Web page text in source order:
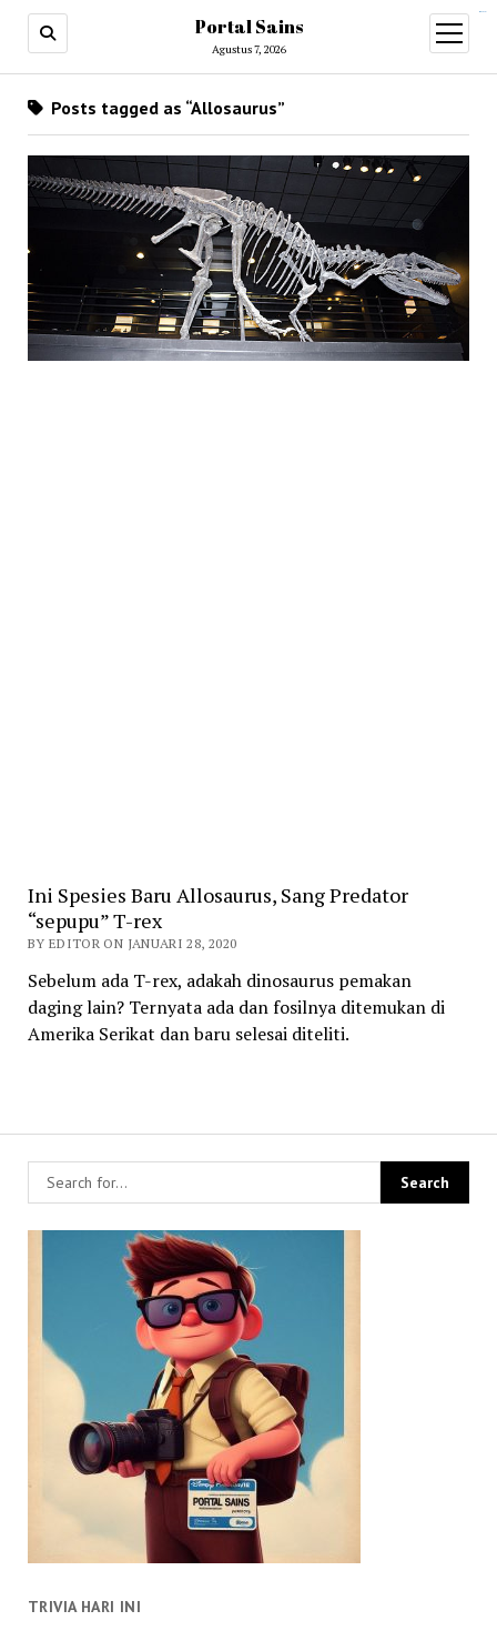
Portal Sains
Agustus 7, 2026
open
menu
Posts tagged as “Allosaurus”
Ini Spesies Baru Allosaurus, Sang Predator
“sepupu” T-rex
BY EDITOR ON JANUARI 28, 2020
Sebelum ada T-rex, adakah dinosaurus pemakan
daging lain? Ternyata ada dan fosilnya ditemukan di
Amerika Serikat dan baru selesai diteliti.
TRIVIA HARI INI